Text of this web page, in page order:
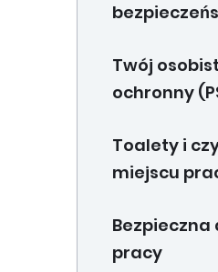
Twój
ochronny
Toalety i
miejscu
pracy